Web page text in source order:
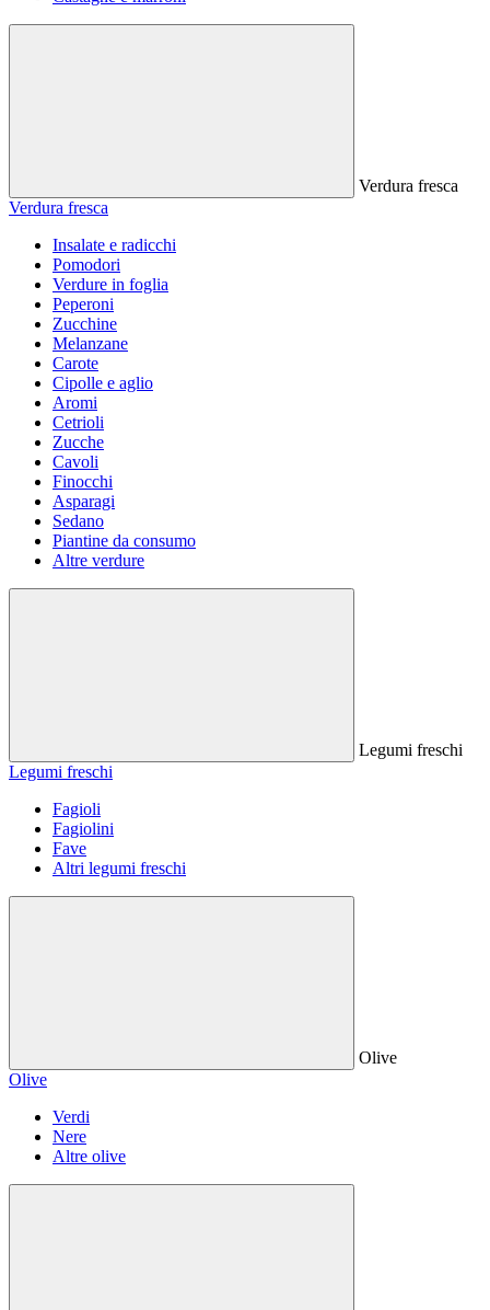
Verdura fresca
Verdura fresca
Insalate e radicchi
Pomodori
Verdure in foglia
Peperoni
Zucchine
Melanzane
Carote
Cipolle e aglio
Aromi
Cetrioli
Zucche
Cavoli
Finocchi
Asparagi
Sedano
Piantine da consumo
Altre verdure
Legumi freschi
Legumi freschi
Fagioli
Fagiolini
Fave
Altri legumi freschi
Olive
Olive
Verdi
Nere
Altre olive